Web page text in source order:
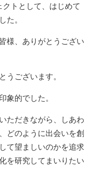
トとして、はじめて
た。
様、ありがとうござい
うございます。
象的でした。
ただきながら、しあわ
どのように出会いを創
て望ましいのかを追求
を研究してまいりたい